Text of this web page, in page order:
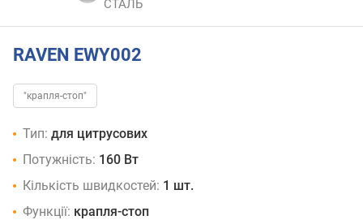
RAVEN EWY002
"крапля-стоп"
Тип: для цитрусових
Потужність: 160 Вт
Кількість швидкостей: 1 шт.
Функції: крапля-стоп